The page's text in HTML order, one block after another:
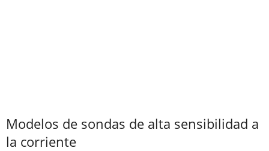
Modelos de sondas de alta sensibilidad a
la corriente